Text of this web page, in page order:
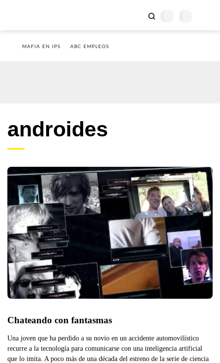
MAFIA EN IPS ABC EMPLEOS
androides
Chateando con fantasmas
Una joven que ha perdido a su novio en un accidente automovilístico
recurre a la tecnología para comunicarse con una inteligencia artificial
que lo imita. A poco más de una década del estreno de la serie de ciencia